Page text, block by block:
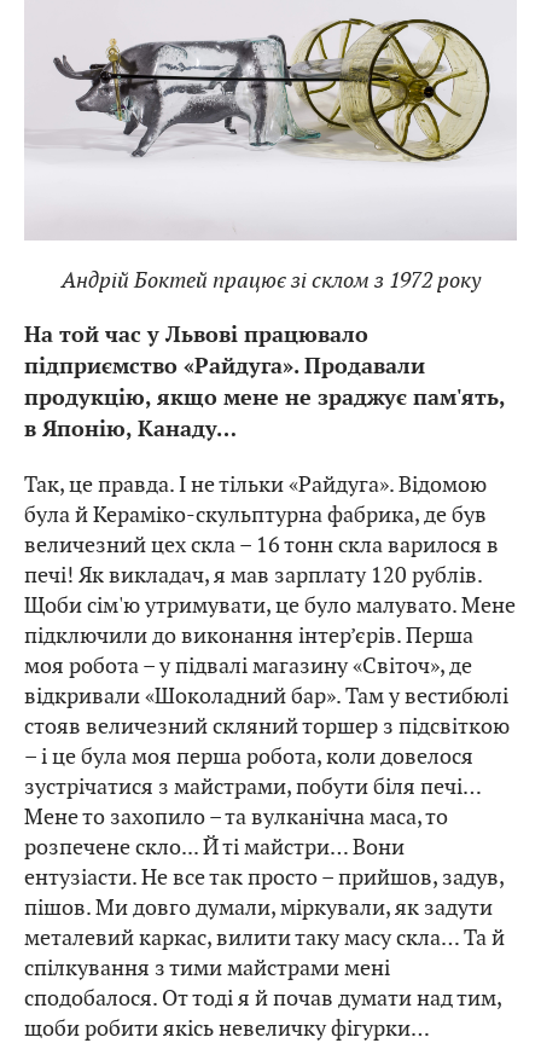
Андрій Боктей працює зі склом з 1972 року
На той час у Львові працювало
підприємство «Райдуга». Продавали
продукцію, якщо мене не зраджує пам'ять,
в Японію, Канаду…
Так, це правда. І не тільки «Райдуга». Відомою
була й Кераміко-скульптурна фабрика, де був
величезний цех скла – 16 тонн скла варилося в
печі! Як викладач, я мав зарплату 120 рублів.
Щоби сім'ю утримувати, це було малувато. Мене
підключили до виконання інтер’єрів. Перша
моя робота – у підвалі магазину «Світоч», де
відкривали «Шоколадний бар». Там у вестибюлі
стояв величезний скляний торшер з підсвіткою
– і це була моя перша робота, коли довелося
зустрічатися з майстрами, побути біля печі…
Мене то захопило – та вулканічна маса, то
розпечене скло... Й ті майстри… Вони
ентузіасти. Не все так просто – прийшов, задув,
пішов. Ми довго думали, міркували, як задути
металевий каркас, вилити таку масу скла… Та й
спілкування з тими майстрами мені
сподобалося. От тоді я й почав думати над тим,
щоби робити якісь невеличку фігурки…